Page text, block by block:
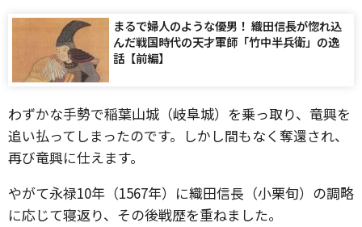
まるで婦人のような優男！ 織田信長が惚れ込
んだ戦国時代の天才軍師「竹中半兵衛」の逸
話【前編】
わずかな手勢で稲葉山城（岐阜城）を乗っ取り、竜興を
追い払ってしまったのです。しかし間もなく奪還され、
再び竜興に仕えます。
やがて永禄10年（1567年）に織田信長（小栗旬）の調略
に応じて寝返り、その後戦歴を重ねました。